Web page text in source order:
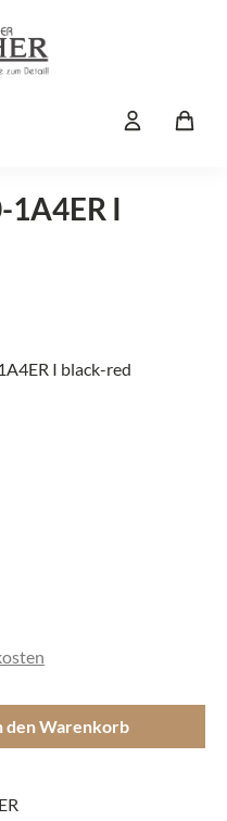
1A4ER I
gewünschten
den Warenkorb